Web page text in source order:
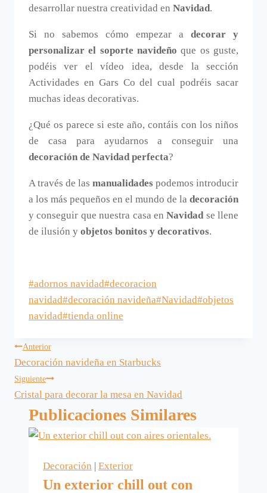
desarrollar nuestra creatividad en Navidad.
Si no sabemos cómo empezar a decorar y
personalizar el soporte navideño que os guste,
podéis ver el vídeo idea, desde la sección
Actividades en Gars Co del cual podréis sacar
muchas ideas decorativas.
¿Qué os parece si este año, contáis con los niños
de casa para ayudarnos a conseguir una
decoración de Navidad perfecta?
A través de las manualidades podemos introducir
a los más pequeños en el mundo de la decoración
y conseguir que nuestra casa enNavidad se llene
de ilusión y objetos bonitos y decorativos.
Etiquetas
de
la
#adornos navidad#decoracion
navidad#decoración navideña#Navidad#objetos
navidad#tienda online
Navegación
de
entradas
Anterior
Decoración navideña en Starbucks
Siguiente
Cristal para decorar la mesa en Navidad
Publicaciones Similares
Decoración | Exterior
Un exterior chill out con